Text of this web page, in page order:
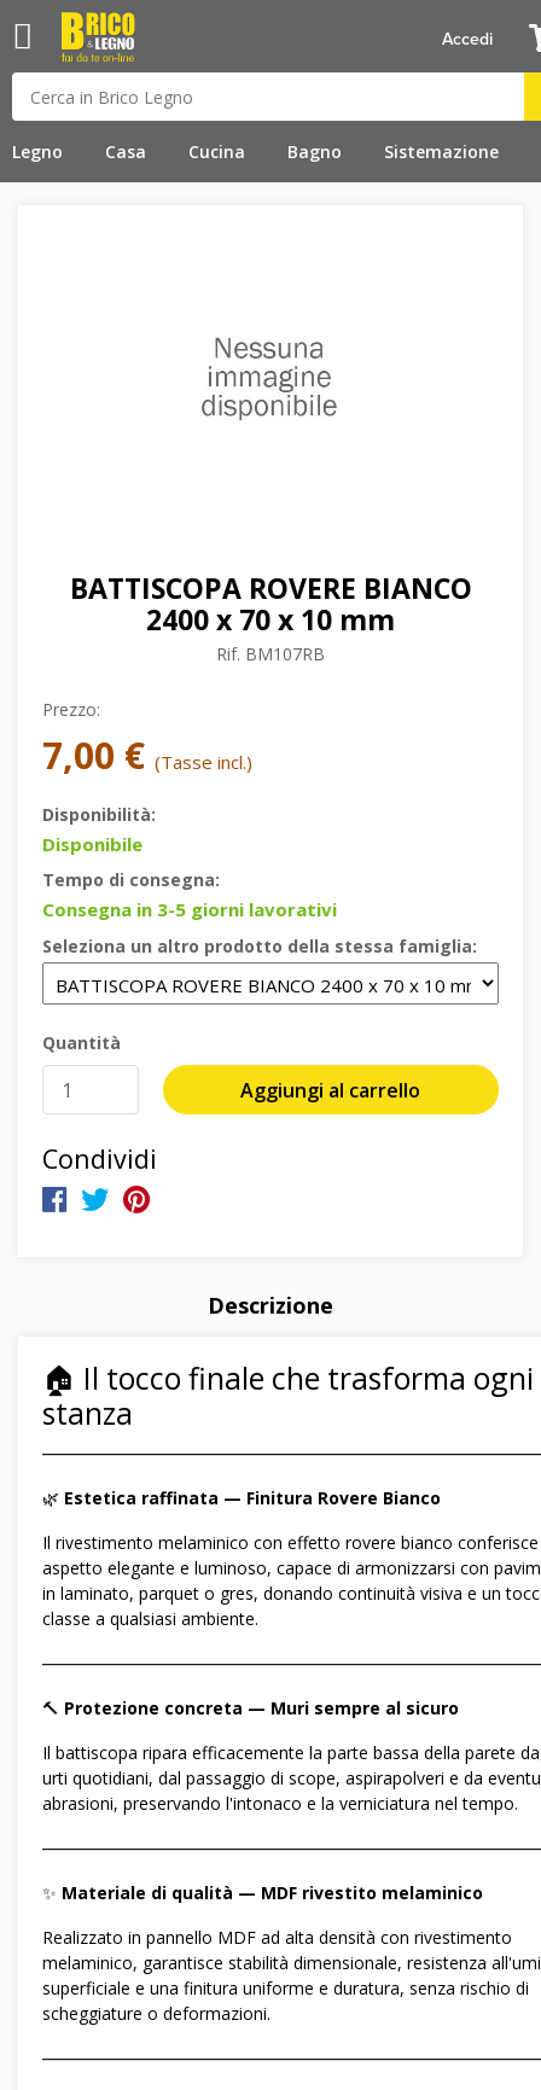
Legno Casa Cucina Bagno Sistemazione
Accedi
BATTISCOPA ROVERE BIANCO
2400 x 70 x 10 mm
Rif. BM107RB
Prezzo:
7,00 € (Tasse incl.)
Disponibilità:
Disponibile
Tempo di consegna:
Consegna in 3-5 giorni lavorativi
Seleziona un altro prodotto della stessa famiglia:
Quantità
Aggiungi al carrello
Condividi
Descrizione
🏠 Il tocco finale che trasforma ogni
stanza
🌿 Estetica raffinata — Finitura Rovere Bianco
Il rivestimento melaminico con effetto rovere bianco
aspetto elegante e luminoso, capace di armonizzarsi con
in laminato, parquet o gres, donando continuità visiva e un
classe a qualsiasi ambiente.
🔨 Protezione concreta — Muri sempre al sicuro
Il battiscopa ripara efficacemente la parte bassa della parete
urti quotidiani, dal passaggio di scope, aspirapolveri e da
abrasioni, preservando l'intonaco e la verniciatura nel tempo.
✨ Materiale di qualità — MDF rivestito melaminico
Realizzato in pannello MDF ad alta densità con rivestimento
melaminico, garantisce stabilità dimensionale, resistenza
superficiale e una finitura uniforme e duratura, senza rischio di
scheggiature o deformazioni.